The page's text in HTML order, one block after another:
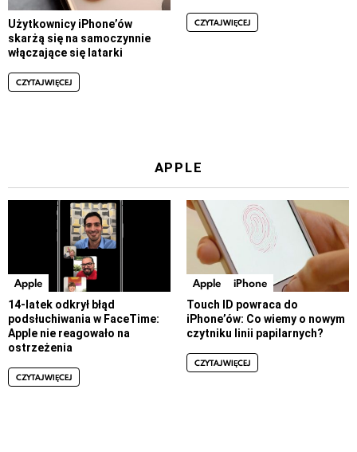
Użytkownicy iPhone’ów
skarżą się na samoczynnie
włączające się latarki
CZYTAJ WIĘCEJ
CZYTAJ WIĘCEJ
APPLE
Apple
14-latek odkrył błąd
podsłuchiwania w FaceTime:
Apple nie reagowało na
ostrzeżenia
CZYTAJ WIĘCEJ
Apple iPhone
Touch ID powraca do
iPhone’ów: Co wiemy o nowym
czytniku linii papilarnych?
CZYTAJ WIĘCEJ